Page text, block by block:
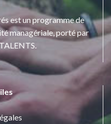
est un programme de
managériale, porté par